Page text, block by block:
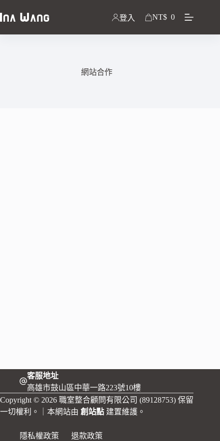
登入 NT$ 0
網站合作
客服地址
高雄市鼓山區中華一路223號10樓
Copyright © 2026 職室整合顧問有限公司 (89128753) 保留
一切權利。｜本網站由 創站點 建置維護。
隱私權政策 退款政策